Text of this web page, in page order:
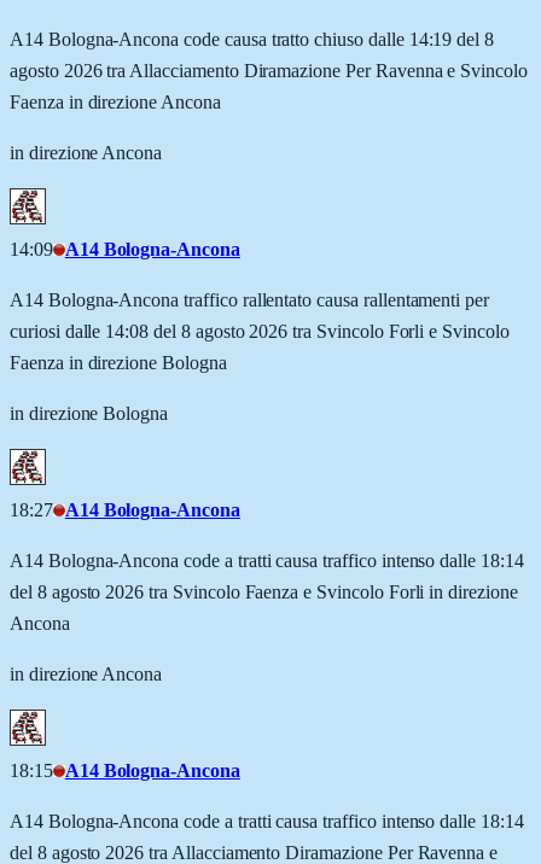
A14 Bologna-Ancona code causa tratto chiuso dalle 14:19 del 8
agosto 2026 tra Allacciamento Diramazione Per Ravenna e Svincolo
Faenza in direzione Ancona
in direzione Ancona
14:09 A14 Bologna-Ancona
A14 Bologna-Ancona traffico rallentato causa rallentamenti per
curiosi dalle 14:08 del 8 agosto 2026 tra Svincolo Forli e Svincolo
Faenza in direzione Bologna
in direzione Bologna
18:27 A14 Bologna-Ancona
A14 Bologna-Ancona code a tratti causa traffico intenso dalle 18:14
del 8 agosto 2026 tra Svincolo Faenza e Svincolo Forli in direzione
Ancona
in direzione Ancona
18:15 A14 Bologna-Ancona
A14 Bologna-Ancona code a tratti causa traffico intenso dalle 18:14
del 8 agosto 2026 tra Allacciamento Diramazione Per Ravenna e